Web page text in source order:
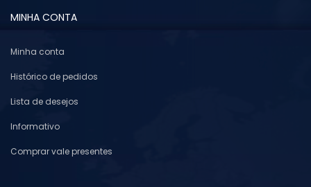
MINHA CONTA
Minha conta
Histórico de pedidos
Lista de desejos
Informativo
Comprar vale presentes